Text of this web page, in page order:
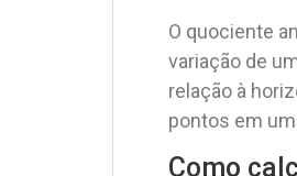
O quociente
variação de
relação à
pontos em
Como